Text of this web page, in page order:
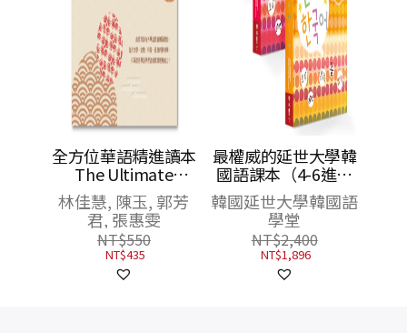
全方位華語精進讀本
The Ultimate
Chinese Reader
林佳慧, 陳玉, 郭芳
君, 張惠雯
NT$550
NT$435
最權威的延世大學韓
國語課本（4-6進階
版套書）
韓國延世大學韓國語
學堂
NT$2,400
NT$1,896